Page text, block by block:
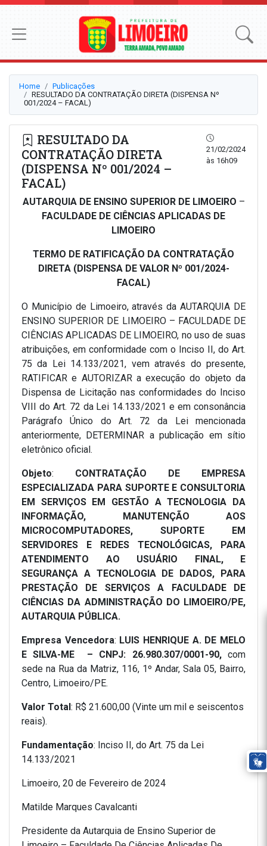
Home
Publicações
RESULTADO DA CONTRATAÇÃO DIRETA (DISPENSA Nº
001/2024 – FACAL)
RESULTADO DA
CONTRATAÇÃO DIRETA
(DISPENSA Nº 001/2024 –
FACAL)
21/02/2024
às 16h09
AUTARQUIA DE ENSINO SUPERIOR DE LIMOEIRO –
FACULDADE DE CIÊNCIAS APLICADAS DE
LIMOEIRO
TERMO DE RATIFICAÇÃO DA CONTRATAÇÃO
DIRETA (DISPENSA DE VALOR Nº 001/2024-
FACAL)
O Município de Limoeiro, através da AUTARQUIA DE
ENSINO SUPERIOR DE LIMOEIRO – FACULDADE DE
CIÊNCIAS APLICADAS DE LIMOEIRO, no uso de suas
atribuições, em conformidade com o Inciso II, do Art.
75 da Lei 14.133/2021, vem através do presente,
RATIFICAR e AUTORIZAR a execução do objeto da
Dispensa de Licitação nas conformidades do Inciso
VIII do Art. 72 da Lei 14.133/2021 e em consonância
Parágrafo Único do Art. 72 da Lei mencionada
anteriormente, DETERMINAR a publicação em sítio
eletrônico oficial.
Objeto: CONTRATAÇÃO DE EMPRESA
ESPECIALIZADA PARA SUPORTE E CONSULTORIA
EM SERVIÇOS EM GESTÃO A TECNOLOGIA DA
INFORMAÇÃO, MANUTENÇÃO AOS
MICROCOMPUTADORES, SUPORTE EM
SERVIDORES E REDES TECNOLÓGICAS, PARA
ATENDIMENTO AO USUÁRIO FINAL, E
SEGURANÇA A TECNOLOGIA DE DADOS, PARA
PRESTAÇÃO DE SERVIÇOS A FACULDADE DE
CIÊNCIAS DA ADMINISTRAÇÃO DO LIMOEIRO/PE,
AUTARQUIA PÚBLICA.
Empresa Vencedora: LUIS HENRIQUE A. DE MELO
E SILVA-ME – CNPJ: 26.980.307/0001-90, com
sede na Rua da Matriz, 116, 1º Andar, Sala 05, Bairro,
Centro, Limoeiro/PE.
Valor Total : R$ 21.600,00 (Vinte um mil e seiscentos
reais).
Fundamentação: Inciso II, do Art. 75 da Lei
14.133/2021
Limoeiro, 20 de Fevereiro de 2024
Matilde Marques Cavalcanti
Presidente da Autarquia de Ensino Superior de